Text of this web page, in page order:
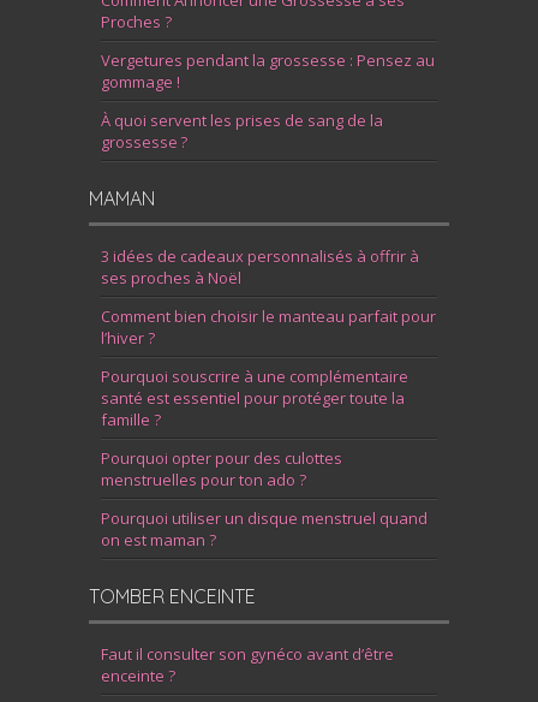
Proches ?
Vergetures pendant la grossesse : Pensez au
gommage !
À quoi servent les prises de sang de la
grossesse ?
MAMAN
3 idées de cadeaux personnalisés à offrir à
ses proches à Noël
Comment bien choisir le manteau parfait pour
l’hiver ?
Pourquoi souscrire à une complémentaire
santé est essentiel pour protéger toute la
famille ?
Pourquoi opter pour des culottes
menstruelles pour ton ado ?
Pourquoi utiliser un disque menstruel quand
on est maman ?
TOMBER ENCEINTE
Faut il consulter son gynéco avant d’être
enceinte ?